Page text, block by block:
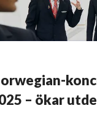
– ökar